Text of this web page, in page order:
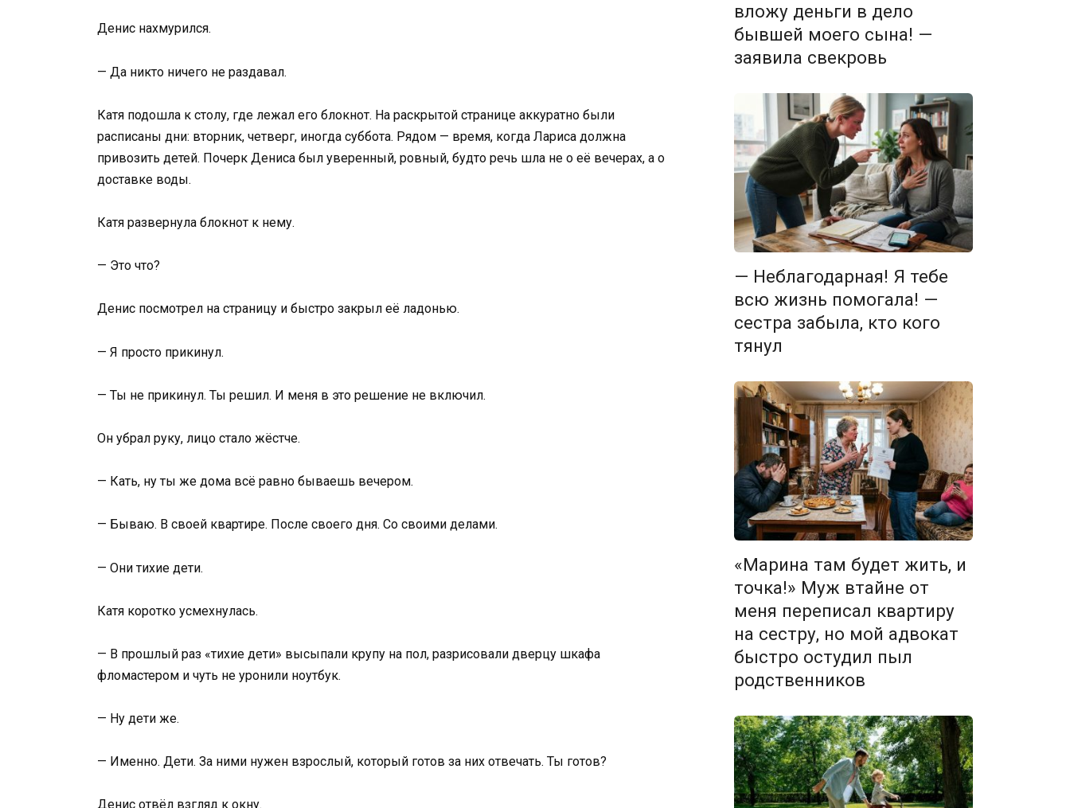
Денис нахмурился.
— Да никто ничего не раздавал.
Катя подошла к столу, где лежал его блокнот. На раскрытой странице аккуратно были
расписаны дни: вторник, четверг, иногда суббота. Рядом — время, когда Лариса должна
привозить детей. Почерк Дениса был уверенный, ровный, будто речь шла не о её вечерах, а о
доставке воды.
Катя развернула блокнот к нему.
— Это что?
Денис посмотрел на страницу и быстро закрыл её ладонью.
— Я просто прикинул.
— Ты не прикинул. Ты решил. И меня в это решение не включил.
Он убрал руку, лицо стало жёстче.
— Кать, ну ты же дома всё равно бываешь вечером.
— Бываю. В своей квартире. После своего дня. Со своими делами.
— Они тихие дети.
Катя коротко усмехнулась.
— В прошлый раз «тихие дети» высыпали крупу на пол, разрисовали дверцу шкафа
фломастером и чуть не уронили ноутбук.
— Ну дети же.
— Именно. Дети. За ними нужен взрослый, который готов за них отвечать. Ты готов?
Денис отвёл взгляд к окну.
вложу деньги в дело
бывшей моего сына! —
заявила свекровь
— Неблагодарная! Я тебе
всю жизнь помогала! —
сестра забыла, кто кого
тянул
«Марина там будет жить, и
точка!» Муж втайне от
меня переписал квартиру
на сестру, но мой адвокат
быстро остудил пыл
родственников